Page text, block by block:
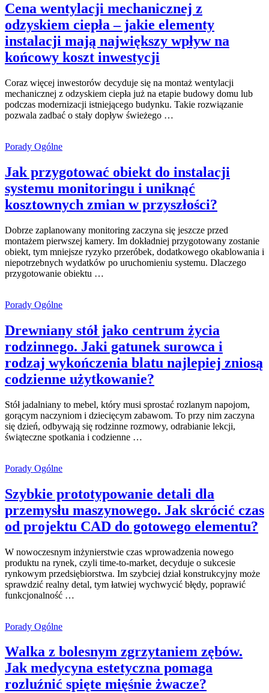
Cena wentylacji mechanicznej z
odzyskiem ciepła – jakie elementy
instalacji mają największy wpływ na
końcowy koszt inwestycji
Coraz więcej inwestorów decyduje się na montaż wentylacji
mechanicznej z odzyskiem ciepła już na etapie budowy domu lub
podczas modernizacji istniejącego budynku. Takie rozwiązanie
pozwala zadbać o stały dopływ świeżego …
Porady Ogólne
Jak przygotować obiekt do instalacji
systemu monitoringu i uniknąć
kosztownych zmian w przyszłości?
Dobrze zaplanowany monitoring zaczyna się jeszcze przed
montażem pierwszej kamery. Im dokładniej przygotowany zostanie
obiekt, tym mniejsze ryzyko przeróbek, dodatkowego okablowania i
niepotrzebnych wydatków po uruchomieniu systemu. Dlaczego
przygotowanie obiektu …
Porady Ogólne
Drewniany stół jako centrum życia
rodzinnego. Jaki gatunek surowca i
rodzaj wykończenia blatu najlepiej zniosą
codzienne użytkowanie?
Stół jadalniany to mebel, który musi sprostać rozlanym napojom,
gorącym naczyniom i dziecięcym zabawom. To przy nim zaczyna
się dzień, odbywają się rodzinne rozmowy, odrabianie lekcji,
świąteczne spotkania i codzienne …
Porady Ogólne
Szybkie prototypowanie detali dla
przemysłu maszynowego. Jak skrócić czas
od projektu CAD do gotowego elementu?
W nowoczesnym inżynierstwie czas wprowadzenia nowego
produktu na rynek, czyli time-to-market, decyduje o sukcesie
rynkowym przedsiębiorstwa. Im szybciej dział konstrukcyjny może
sprawdzić realny detal, tym łatwiej wychwycić błędy, poprawić
funkcjonalność …
Porady Ogólne
Walka z bolesnym zgrzytaniem zębów.
Jak medycyna estetyczna pomaga
rozluźnić spięte mięśnie żwacze?